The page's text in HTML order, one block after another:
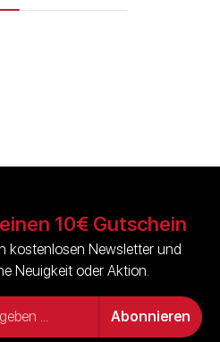
10€ Gutschein
kostenlosen Newsletter und
Neuigkeit oder Aktion.
Abonnieren